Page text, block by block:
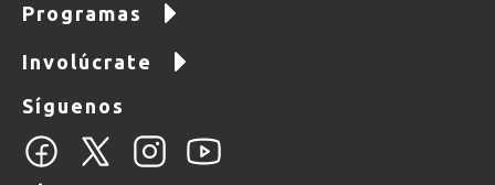
Programas
Involúcrate
Síguenos